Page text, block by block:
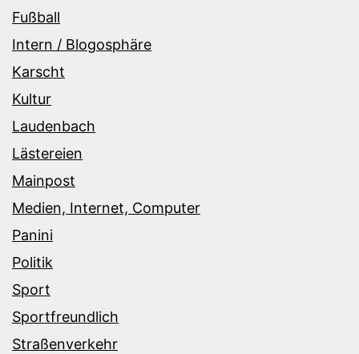
Fußball
Intern / Blogosphäre
Karscht
Kultur
Laudenbach
Lästereien
Mainpost
Medien, Internet, Computer
Panini
Politik
Sport
Sportfreundlich
Straßenverkehr